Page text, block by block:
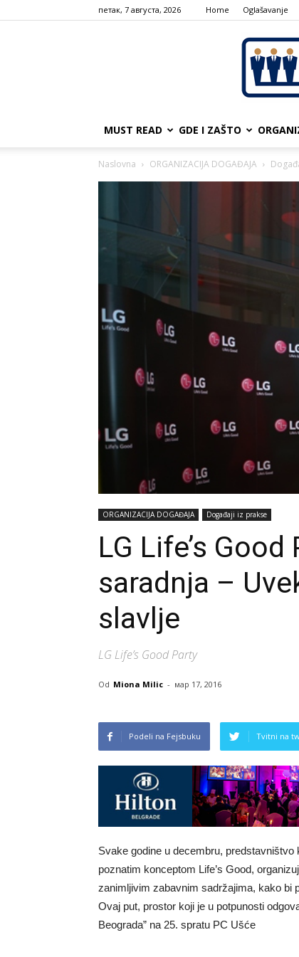
петак, 7 августа, 2026 Home Oglašavanje
MUST READ GDE I ZAŠTO
Naslovna ORGANIZACIJA DOGAĐAJA
ORGANIZACIJA DOGAĐAJA Događaji iz prakse
LG Life’s
saradnja –
slavlje
LG Life’s Good Party
Od Miona Milic - мар 17, 2016
Podeli na Fejsbuku Tvitni na
Svake godine u decembru,
poznatim konceptom Life’s Good,
zanimljivim zabavnim sadržajima, kako bi
Ovaj put, prostor koji je u potpunosti
Beograda” na 25. spratu PC Ušće